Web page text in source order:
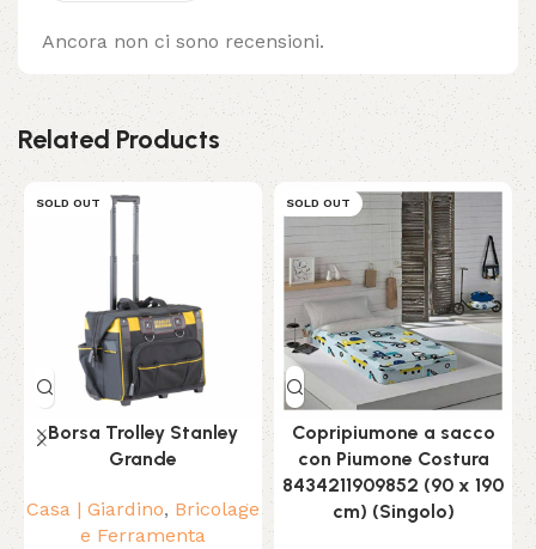
Ancora non ci sono recensioni.
Related Products
SOLD OUT
Borsa Trolley Stanley
Grande
Casa | Giardino, Bricolage
e Ferramenta
SOLD OUT
Copripiumone a sacco
con Piumone Costura
8434211909852 (90 x 190
cm) (Singolo)